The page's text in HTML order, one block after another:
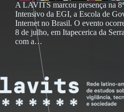
A LAVITS marcou presença na
Intensivo da EGI, a Escola de
Internet no Brasil. O evento
8 de julho, em Itapecerica da
com a…